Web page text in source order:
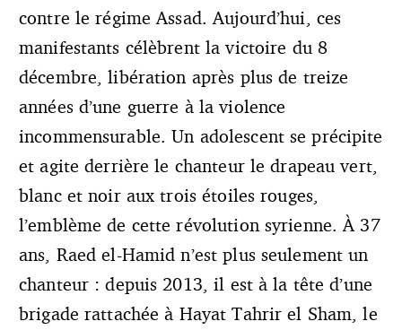
contre le régime Assad. Aujourd’hui, ces
manifestants célèbrent la victoire du 8
décembre, libération après plus de treize
années d’une guerre à la violence
incommensurable. Un adolescent se précipite
et agite derrière le chanteur le drapeau vert,
blanc et noir aux trois étoiles rouges,
l’emblème de cette révolution syrienne. À 37
ans, Raed el-Hamid n’est plus seulement un
chanteur : depuis 2013, il est à la tête d’une
brigade rattachée à Hayat Tahrir el Sham, le